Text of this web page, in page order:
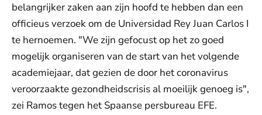
belangrijker zaken aan zijn hoofd te hebben dan een
officieus verzoek om de Universidad Rey Juan Carlos I
te hernoemen. "We zijn gefocust op het zo goed
mogelijk organiseren van de start van het volgende
academiejaar, dat gezien de door het coronavirus
veroorzaakte gezondheidscrisis al moeilijk genoeg is",
zei Ramos tegen het Spaanse persbureau EFE.